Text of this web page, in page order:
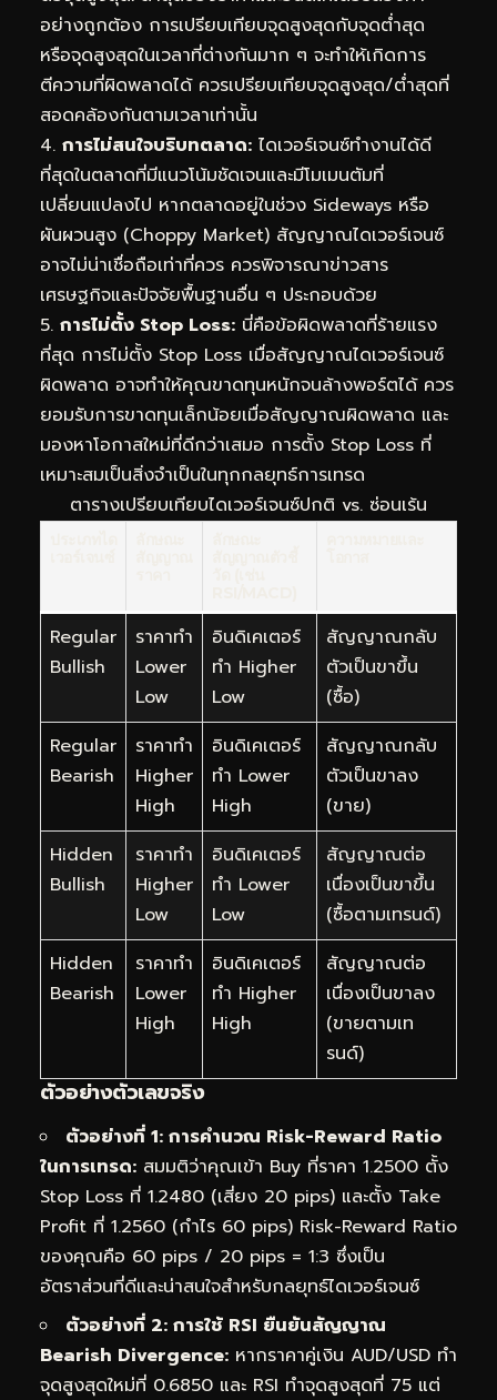
อย่างถูกต้อง การเปรียบเทียบจุดสูงสุดกับจุดต่ำสุด
หรือจุดสูงสุดในเวลาที่ต่างกันมาก ๆ จะทำให้เกิดการ
ตีความที่ผิดพลาดได้ ควรเปรียบเทียบจุดสูงสุด/ต่ำสุดที่
สอดคล้องกันตามเวลาเท่านั้น
4. การไม่สนใจบริบทตลาด: ไดเวอร์เจนซ์ทำงานได้ดี
ที่สุดในตลาดที่มีแนวโน้มชัดเจนและมีโมเมนตัมที่
เปลี่ยนแปลงไป หากตลาดอยู่ในช่วง Sideways หรือ
ผันผวนสูง (Choppy Market) สัญญาณไดเวอร์เจนซ์
อาจไม่น่าเชื่อถือเท่าที่ควร ควรพิจารณาข่าวสาร
เศรษฐกิจและปัจจัยพื้นฐานอื่น ๆ ประกอบด้วย
5. การไม่ตั้ง Stop Loss: นี่คือข้อผิดพลาดที่ร้ายแรง
ที่สุด การไม่ตั้ง Stop Loss เมื่อสัญญาณไดเวอร์เจนซ์
ผิดพลาด อาจทำให้คุณขาดทุนหนักจนล้างพอร์ตได้ ควร
ยอมรับการขาดทุนเล็กน้อยเมื่อสัญญาณผิดพลาด และ
มองหาโอกาสใหม่ที่ดีกว่าเสมอ การตั้ง Stop Loss ที่
เหมาะสมเป็นสิ่งจำเป็นในทุกกลยุทธ์การเทรด
ตารางเปรียบเทียบไดเวอร์เจนซ์ปกติ vs. ซ่อนเร้น
Regular
Bullish
ราคาทำ
Lower
Low
อินดิเคเตอร์
ทำ Higher
Low
สัญญาณกลับ
ตัวเป็นขาขึ้น
(ซื้อ)
Regular
Bearish
ราคาทำ
Higher
High
อินดิเคเตอร์
ทำ Lower
High
สัญญาณกลับ
ตัวเป็นขาลง
(ขาย)
Hidden
Bullish
ราคาทำ
Higher
Low
อินดิเคเตอร์
ทำ Lower
Low
สัญญาณต่อ
เนื่องเป็นขาขึ้น
(ซื้อตามเทรนด์)
Hidden
Bearish
ราคาทำ
Lower
High
อินดิเคเตอร์
ทำ Higher
High
สัญญาณต่อ
เนื่องเป็นขาลง
(ขายตามเท
รนด์)
ตัวอย่างตัวเลขจริง
ตัวอย่างที่ 1: การคำนวณ Risk-Reward Ratio
ในการเทรด: สมมติว่าคุณเข้า Buy ที่ราคา 1.2500 ตั้ง
Stop Loss ที่ 1.2480 (เสี่ยง 20 pips) และตั้ง Take
Profit ที่ 1.2560 (กำไร 60 pips) Risk-Reward Ratio
ของคุณคือ 60 pips / 20 pips = 1:3 ซึ่งเป็น
อัตราส่วนที่ดีและน่าสนใจสำหรับกลยุทธ์ไดเวอร์เจนซ์
ตัวอย่างที่ 2: การใช้ RSI ยืนยันสัญญาณ
Bearish Divergence: หากราคาคู่เงิน AUD/USD ทำ
จุดสูงสุดใหม่ที่ 0.6850 และ RSI ทำจุดสูงสุดที่ 75 แต่